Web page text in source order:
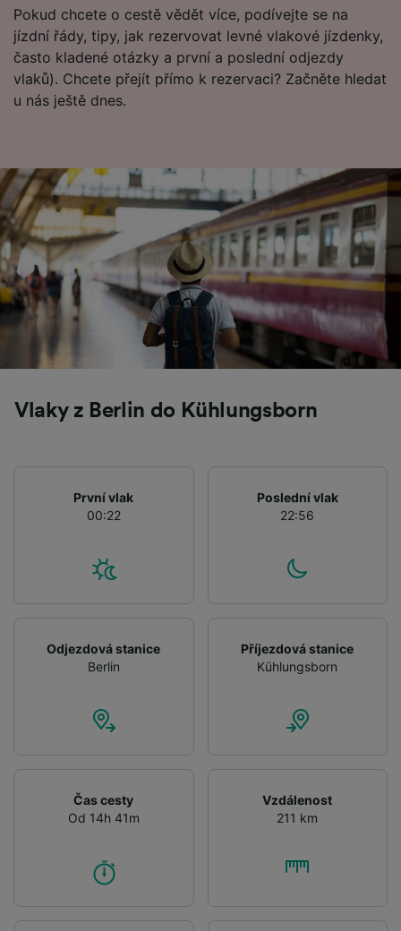
Pokud chcete o cestě vědět více, podívejte se na
jízdní řády, tipy, jak rezervovat levné vlakové jízdenky,
často kladené otázky a první a poslední odjezdy
vlaků). Chcete přejít přímo k rezervaci? Začněte hledat
u nás ještě dnes.
Vlaky z Berlin do Kühlungsborn
První vlak
00:22
Poslední vlak
22:56
Odjezdová stanice
Berlin
Příjezdová stanice
Kühlungsborn
Čas cesty
Od 14h 41m
Vzdálenost
211 km
List of Partners